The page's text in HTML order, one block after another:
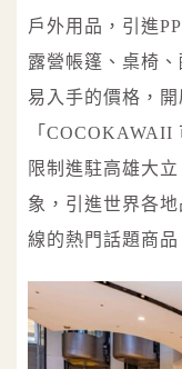
戶外用品，引進
露營帳篷、桌椅
易入手的價格，
「
限制進駐高雄大
象，引進世界各
線的熱門話題商品